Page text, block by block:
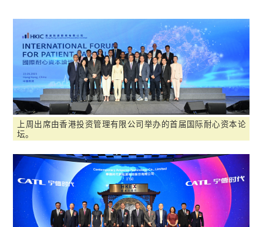
上周出席由香港投资管理有限公司举办的首届国际耐心资本论
坛。